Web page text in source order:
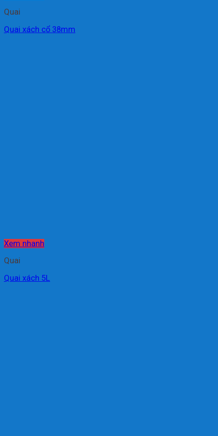
Quai
Quai xách cổ 38mm
Xem nhanh
Quai
Quai xách 5L